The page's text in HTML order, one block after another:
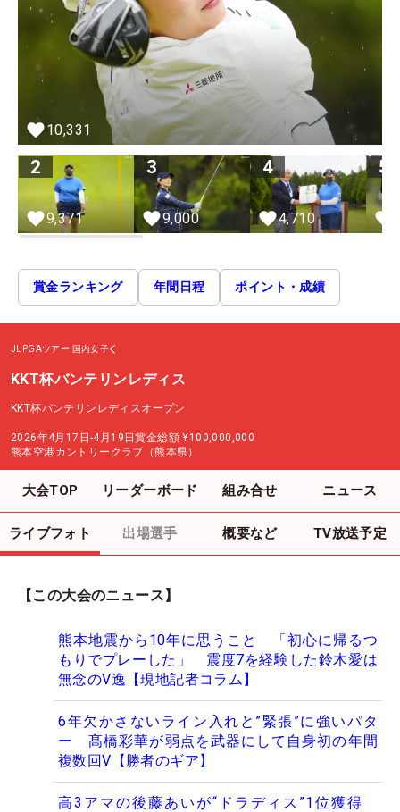
10,331
2
9,371
3
9,000
4
4,710
5
賞金ランキング 年間日程 ポイント・成績
JLPGAツアー 国内女子
KKT杯バンテリンレディス
KKT杯バンテリンレディスオープン
2026年4月17日-4月19日賞金総額 ¥100,000,000
熊本空港カントリークラブ（熊本県）
大会TOP リーダーボード 組み合せ ニュース
ライブフォト 出場選手 概要など TV放送予定
【この大会のニュース】
熊本地震から10年に思うこと 「初心に帰るつ
もりでプレーした」 震度7を経験した鈴木愛は
無念のV逸【現地記者コラム】
6年欠かさないライン入れと”緊張”に強いパタ
ー 髙橋彩華が弱点を武器にして自身初の年間
複数回V【勝者のギア】
高3アマの後藤あいが“ドラディス”1位獲得